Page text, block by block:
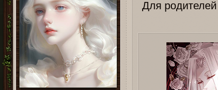
Для